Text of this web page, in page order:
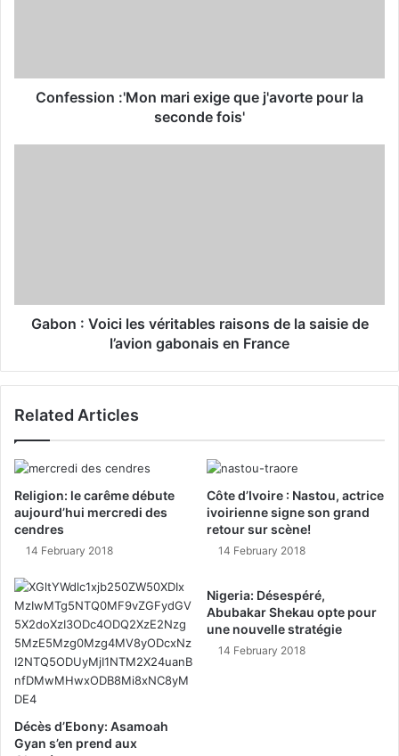
Confession :'Mon mari exige que j'avorte pour la
seconde fois'
Gabon : Voici les véritables raisons de la saisie de
l’avion gabonais en France
Related Articles
Religion: le carême débute
aujourd’hui mercredi des
cendres
14 February 2018
Côte d’Ivoire : Nastou, actrice
ivoirienne signe son grand
retour sur scène!
14 February 2018
Décès d’Ebony: Asamoah
Gyan s’en prend aux
Nigeria: Désespéré,
Abubakar Shekau opte pour
une nouvelle stratégie
14 February 2018